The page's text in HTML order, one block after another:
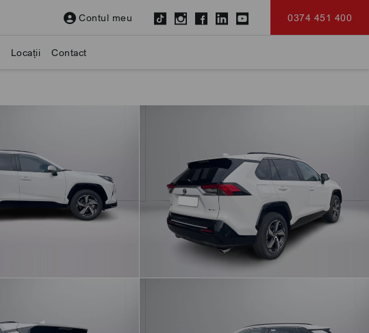
Contul meu 0374 451 400
Locații Contact